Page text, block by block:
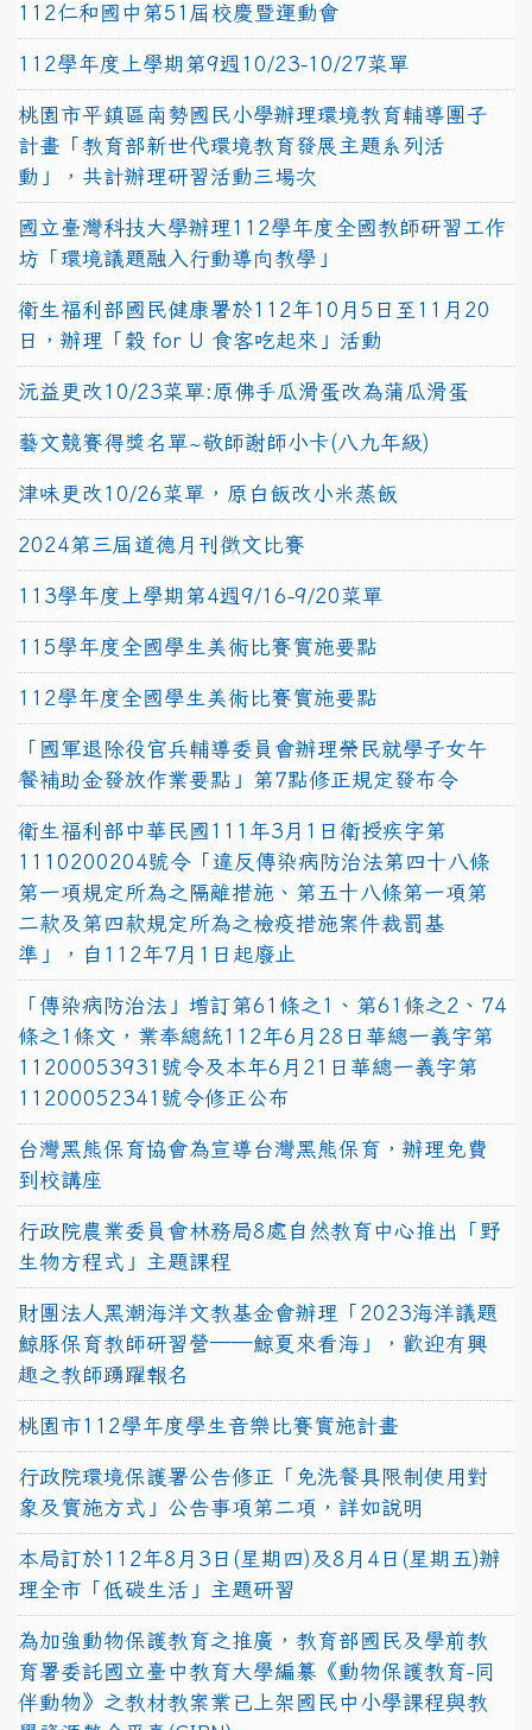
112仁和國中第51屆校慶暨運動會
112學年度上學期第9週10/23-10/27菜單
桃園市平鎮區南勢國民小學辦理環境教育輔導團子
計畫「教育部新世代環境教育發展主題系列活
動」，共計辦理研習活動三場次
國立臺灣科技大學辦理112學年度全國教師研習工作
坊「環境議題融入行動導向教學」
衛生福利部國民健康署於112年10月5日至11月20
日，辦理「穀 for U 食客吃起來」活動
沅益更改10/23菜單:原佛手瓜滑蛋改為蒲瓜滑蛋
藝文競賽得獎名單~敬師謝師小卡(八九年級)
津味更改10/26菜單，原白飯改小米蒸飯
2024第三屆道德月刊徵文比賽
113學年度上學期第4週9/16-9/20菜單
115學年度全國學生美術比賽實施要點
112學年度全國學生美術比賽實施要點
「國軍退除役官兵輔導委員會辦理榮民就學子女午
餐補助金發放作業要點」第7點修正規定發布令
衛生福利部中華民國111年3月1日衛授疾字第
1110200204號令「違反傳染病防治法第四十八條
第一項規定所為之隔離措施、第五十八條第一項第
二款及第四款規定所為之檢疫措施案件裁罰基
準」，自112年7月1日起廢止
「傳染病防治法」增訂第61條之1、第61條之2、74
條之1條文，業奉總統112年6月28日華總一義字第
11200053931號令及本年6月21日華總一義字第
11200052341號令修正公布
台灣黑熊保育協會為宣導台灣黑熊保育，辦理免費
到校講座
行政院農業委員會林務局8處自然教育中心推出「野
生物方程式」主題課程
財團法人黑潮海洋文教基金會辦理「2023海洋議題
鯨豚保育教師研習營──鯨夏來看海」，歡迎有興
趣之教師踴躍報名
桃園市112學年度學生音樂比賽實施計畫
行政院環境保護署公告修正「免洗餐具限制使用對
象及實施方式」公告事項第二項，詳如說明
本局訂於112年8月3日(星期四)及8月4日(星期五)辦
理全市「低碳生活」主題研習
為加強動物保護教育之推廣，教育部國民及學前教
育署委託國立臺中教育大學編纂《動物保護教育-同
伴動物》之教材教案業已上架國民中小學課程與教